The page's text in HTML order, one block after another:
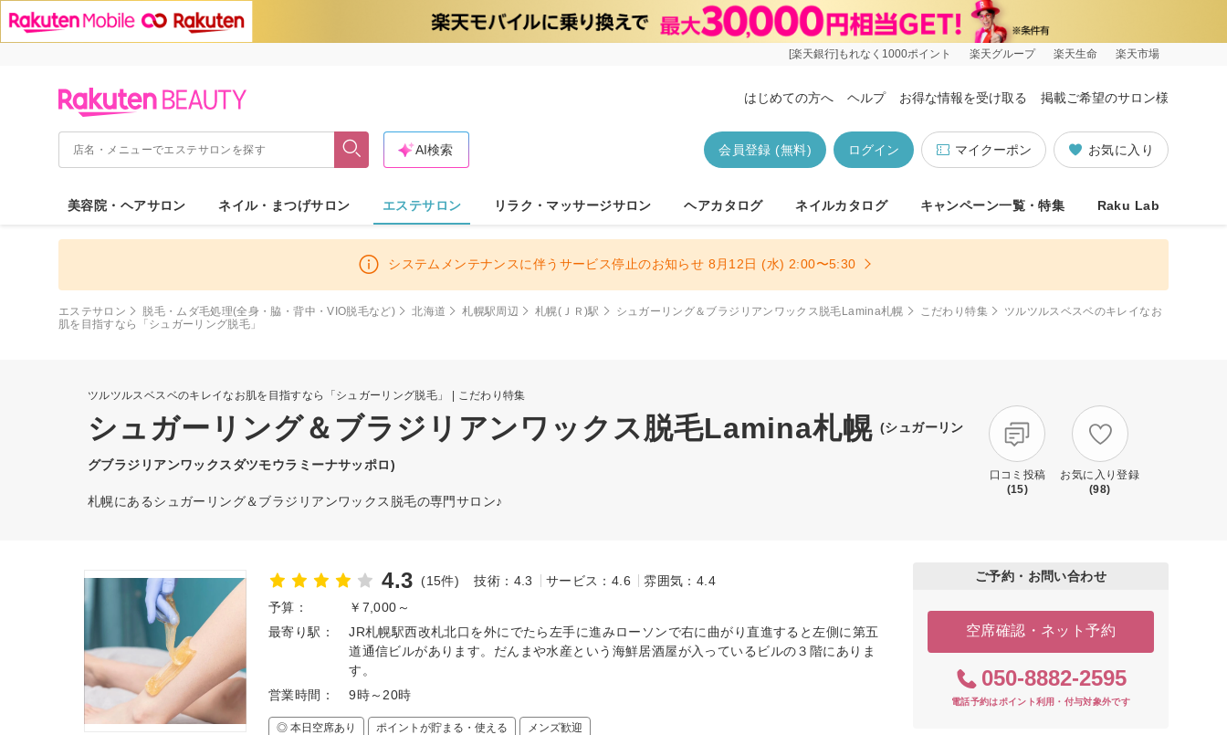
[楽天銀行]もれなく1000ポイント 楽天グループ 楽天生命 楽天市場
はじめての方へ ヘルプ お得な情報を受け取る 掲載ご希望のサロン様
お気に入り
マイクーポン
ログイン
会員登録 (無料)
AI検索
美容院・ヘアサロン ネイル・まつげサロン エステサロン リラク・マッサージサロン ヘアカタログ ネイルカタログ キャンペーン一覧・特集 Raku Lab
システムメンテナンスに伴うサービス停止のお知らせ 8月12日 (水) 2:00〜5:30
エステサロン 脱毛・ムダ毛処理(全身・脇・背中・VIO脱毛など) 北海道 札幌駅周辺 札幌(ＪＲ)駅 シュガーリング＆ブラジリアンワックス脱毛Lamina札幌 こだわり特集
ツルツルスベスベのキレイなお
肌を目指すなら「シュガーリング脱毛」
ツルツルスベスベのキレイなお肌を目指すなら「シュガーリング脱毛」 | こだわり特集
シュガーリング＆ブラジリアンワックス脱毛Lamina札幌 (シュガーリン
グブラジリアンワックスダツモウラミーナサッポロ)
札幌にあるシュガーリング＆ブラジリアンワックス脱毛の専門サロン♪
口コミ投稿
(15)
お気に入り登録
(98)
4.3 (15件) 技術：4.3 サービス：4.6
雰囲気：4.4
予算：
￥7,000～
最寄り駅：
JR札幌駅西改札北口を外にでたら左手に進みローソンで右に曲がり直進すると左側に第五
道通信ビルがあります。だんまや水産という海鮮居酒屋が入っているビルの３階にありま
す。
営業時間：
9時～20時
◎ 本日空席あり ポイントが貯まる・使える メンズ歓迎
ご予約・お問い合わせ
空席確認・ネット予約
050-8882-2595
電話予約はポイント利用・付与対象外です